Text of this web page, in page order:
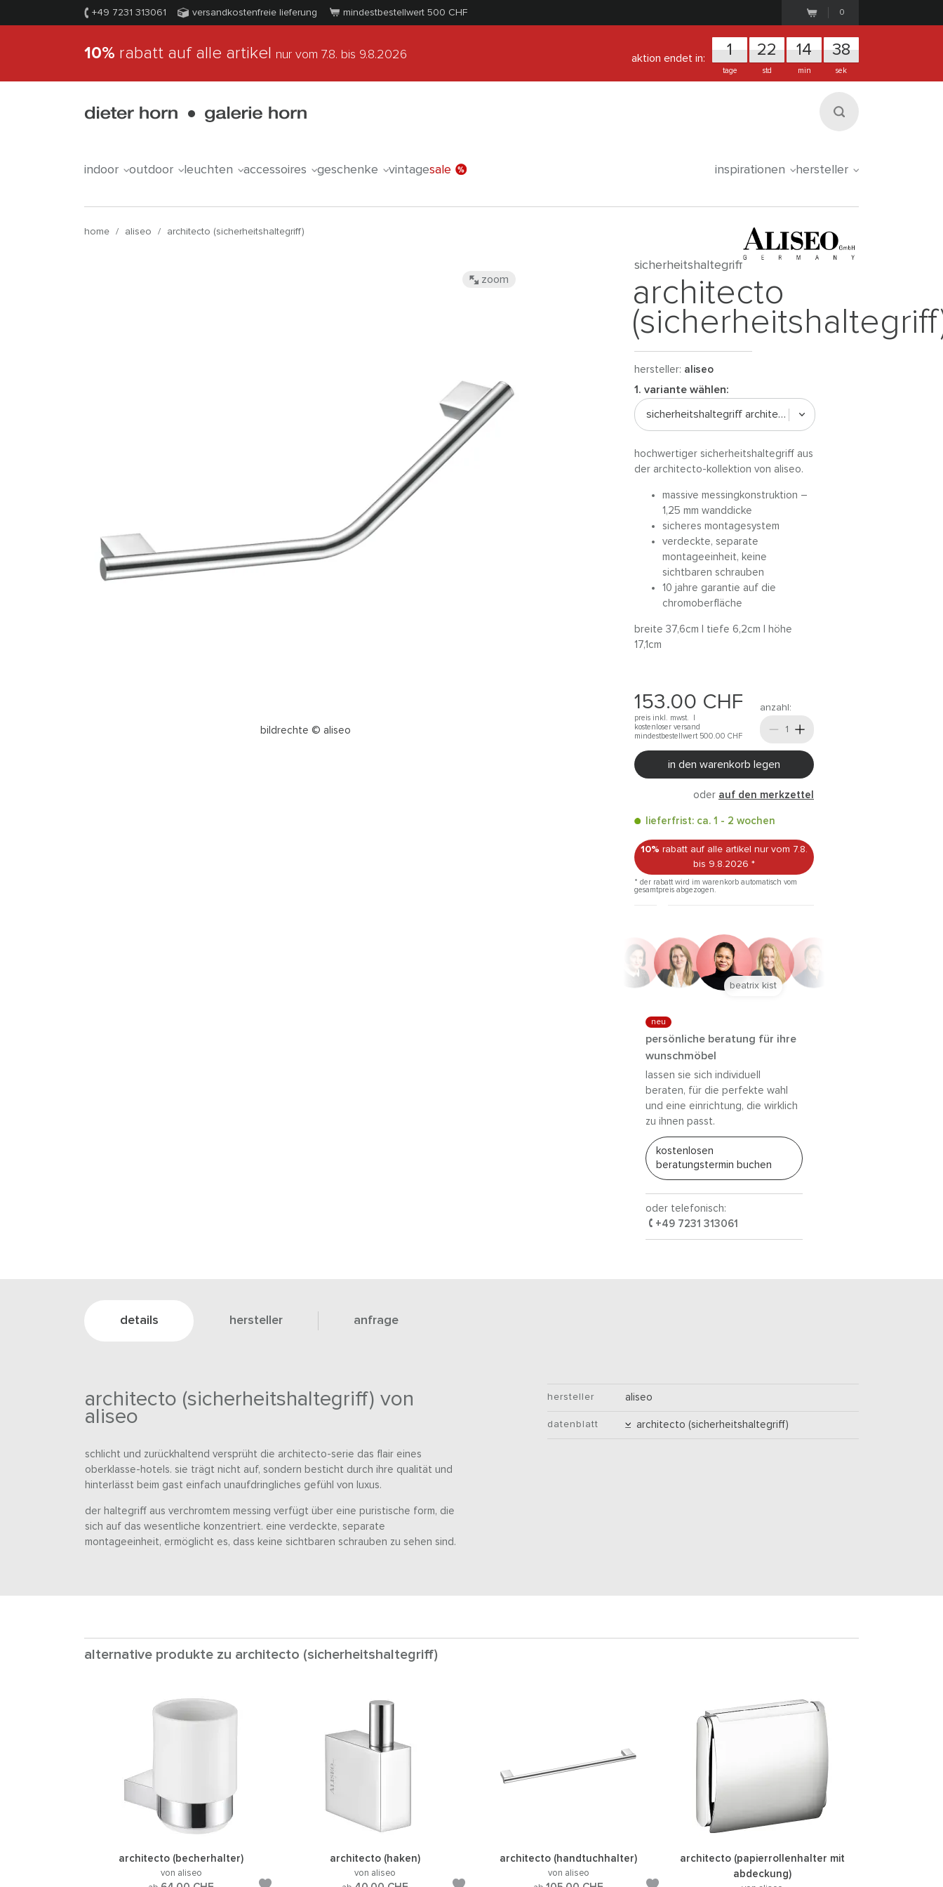
+49 7231 313061 versandkostenfreie lieferung mindestbestellwert 500 CHF 0
10% rabatt auf alle artikel nur vom 7.8. bis 9.8.2026 aktion endet in: 1
tage
22
std
14
min
38
sek
indoor outdoor leuchten accessoires geschenke vintagesale inspirationen hersteller
home / aliseo / architecto (sicherheitshaltegriff)
bildrechte © aliseo
zoom
sicherheitshaltegriff
architecto
hersteller: aliseo
1. variante wählen:
sicherheitshaltegriff architecto
hochwertiger sicherheitshaltegriff aus
der architecto-kollektion von aliseo.
massive messingkonstruktion –
1,25 mm wanddicke
sicheres montagesystem
verdeckte, separate
montageeinheit, keine
sichtbaren schrauben
10 jahre garantie auf die
chromoberfläche
breite 37,6cm | tiefe 6,2cm | höhe
17,1cm
153.00 CHF
preis inkl. mwst. |
kostenloser versand
mindestbestellwert 500.00 CHF
anzahl:
in den warenkorb legen
oder auf den merkzettel
lieferfrist: ca. 1 - 2 wochen
10% rabatt auf alle artikel nur vom 7.8.
bis 9.8.2026 *
* der rabatt wird im warenkorb automatisch vom
gesamtpreis abgezogen.
neu
persönliche beratung für ihre
wunschmöbel
lassen sie sich individuell
beraten, für die perfekte wahl
und eine einrichtung, die wirklich
zu ihnen passt.
kostenlosen
beratungstermin buchen
oder telefonisch:
+49 7231 313061
anna trautz
details hersteller anfrage
architecto (sicherheitshaltegriff) von
aliseo
schlicht und zurückhaltend versprüht die architecto-serie das flair eines
oberklasse-hotels. sie trägt nicht auf, sondern besticht durch ihre qualität und
hinterlässt beim gast einfach unaufdringliches gefühl von luxus.
der haltegriff aus verchromtem messing verfügt über eine puristische form, die
sich auf das wesentliche konzentriert. eine verdeckte, separate
montageeinheit, ermöglicht es, dass keine sichtbaren schrauben zu sehen sind.
hersteller aliseo
datenblatt architecto (sicherheitshaltegriff)
alternative produkte zu architecto (sicherheitshaltegriff)
architecto (becherhalter)
von aliseo
architecto (haken)
von aliseo
architecto (handtuchhalter)
von aliseo
architecto (papierrollenhalter mit
abdeckung)